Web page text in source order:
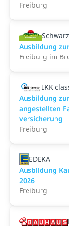
Freiburg
Ausbildung
Freiburg im
IKK
Aus­bild­ung
angestellten­
versicher­ung
Freiburg
EDEKA
Ausbildung
2026
Freiburg